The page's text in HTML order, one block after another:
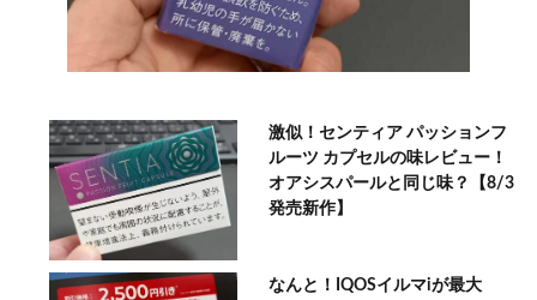
激似！センティア パッションフ
ルーツ カプセルの味レビュー！
オアシスパールと同じ味？【8/3
発売新作】
なんと！IQOSイルマiが最大